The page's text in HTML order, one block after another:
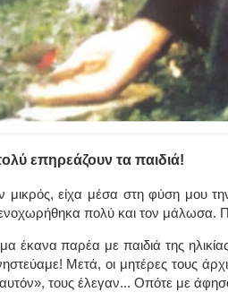
επηρεάζουν τα παιδιά!
μικρός, είχα μέσα στη φύση μου
πολύ και τον μάλωσα.
έκανα παρέα με παιδιά της
Μετά, οι μητέρες τους
τους έλεγαν... Οπότε με